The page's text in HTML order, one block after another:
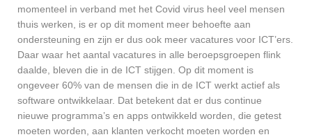
momenteel in verband met het Covid virus heel veel mensen
thuis werken, is er op dit moment meer behoefte aan
ondersteuning en zijn er dus ook meer vacatures voor ICT’ers.
Daar waar het aantal vacatures in alle beroepsgroepen flink
daalde, bleven die in de ICT stijgen. Op dit moment is
ongeveer 60% van de mensen die in de ICT werkt actief als
software ontwikkelaar. Dat betekent dat er dus continue
nieuwe programma’s en apps ontwikkeld worden, die getest
moeten worden, aan klanten verkocht moeten worden en